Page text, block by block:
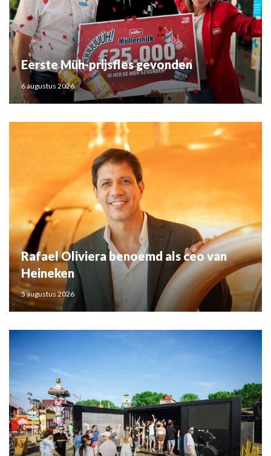
Eerste Müh-prijsfles gevonden
6 augustus 2026
Rafael Oliviera benoemd als ceo van
Heineken
5 augustus 2026